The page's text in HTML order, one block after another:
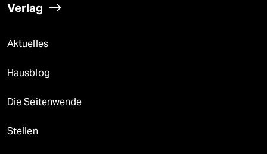
Verlag
Aktuelles
Hausblog
Die Seitenwende
Stellen